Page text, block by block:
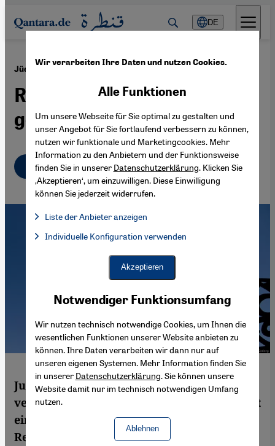
Direkt zum Inhalt springen
DE
Jüdisch-muslimischer Dialog ·27.09.2019
Rabbiner und Imame
gemeinsam
Deutsch English عربي
Juden und Muslime in Europa wollen sich
verstärkt gemeinsam zu Wort melden. Es ist
eine ganz neue Entwicklung im Bereich der
Religionen. Und eine Reaktion auf das
Wir verarbeiten Ihre Daten und nutzen Cookies.
Notwendiger Funktionsumfang
Wir nutzen technisch notwendige Cookies, um Ihnen die
wesentlichen Funktionen unserer Website anbieten zu
können. Ihre Daten verarbeiten wir dann nur auf
unseren eigenen Systemen. Mehr Information finden Sie
in unserer Datenschutzerklärung. Sie können unsere
Website damit nur im technisch notwendigen Umfang
nutzen.
Ablehnen
Alle Funktionen
Um unsere Webseite für Sie optimal zu gestalten und
unser Angebot für Sie fortlaufend verbessern zu können,
nutzen wir funktionale und Marketingcookies. Mehr
Information zu den Anbietern und der Funktionsweise
finden Sie in unserer Datenschutzerklärung. Klicken Sie
‚Akzeptieren‘, um einzuwilligen. Diese Einwilligung
können Sie jederzeit widerrufen.
Liste der Anbieter anzeigen
Facebook Embed / Facebook Connect, Google Maps Embed,
Facebook Embed / Facebook Connect
Google Maps Embed
Individuelle Konfiguration verwenden
Akzeptieren